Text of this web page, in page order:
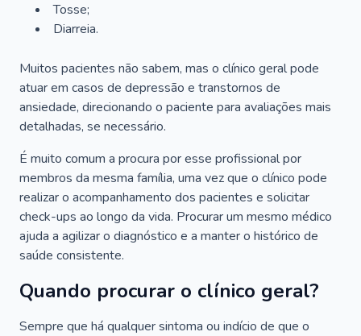
Tosse;
Diarreia.
Muitos pacientes não sabem, mas o clínico geral pode
atuar em casos de depressão e transtornos de
ansiedade, direcionando o paciente para avaliações mais
detalhadas, se necessário.
É muito comum a procura por esse profissional por
membros da mesma família, uma vez que o clínico pode
realizar o acompanhamento dos pacientes e solicitar
check-ups ao longo da vida. Procurar um mesmo médico
ajuda a agilizar o diagnóstico e a manter o histórico de
saúde consistente.
Quando procurar o clínico geral?
Sempre que há qualquer sintoma ou indício de que o